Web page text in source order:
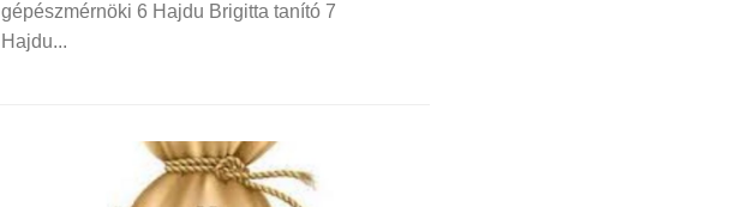
gépészmérnöki 6 Hajdu Brigitta tanító 7
Hajdu...